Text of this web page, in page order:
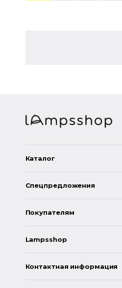
Каталог
Спецпредложения
Покупателям
Lampsshop
Контактная информация